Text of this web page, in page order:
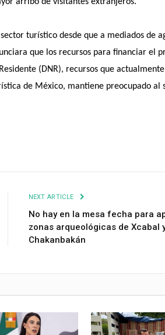
turístico desde que a mediados de
que los recursos para financiar el
(DNR), recursos que
de México, mantiene preocupado al
NEXT ARTICLE
No hay en la mesa fecha para
zonas arqueológicas de Xcabal
Chakanbakán